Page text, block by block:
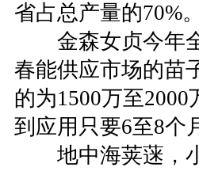
省占总产量的70%。
金森女贞今年全
春能供应市场的苗
的为1500万至
到应用只要6至8个
地中海荚蒾，小